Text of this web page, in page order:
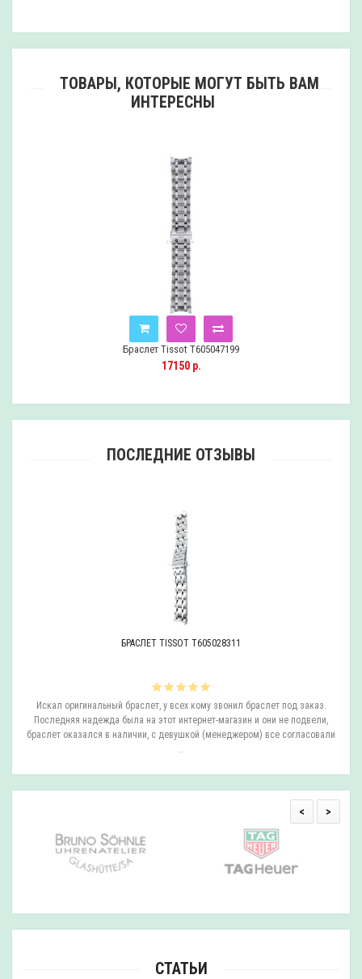
ТОВАРЫ, КОТОРЫЕ МОГУТ БЫТЬ ВАМ
ИНТЕРЕСНЫ
Браслет Tissot T605047199
17150 р.
ПОСЛЕДНИЕ ОТЗЫВЫ
БРАСЛЕТ TISSOT T605028311
Искал оригинальный браслет, у всех кому звонил браслет под заказ.
Последняя надежда была на этот интернет-магазин и они не подвели,
браслет оказался в наличии, с девушкой (менеджером) все согласовали
..
< >
СТАТЬИ